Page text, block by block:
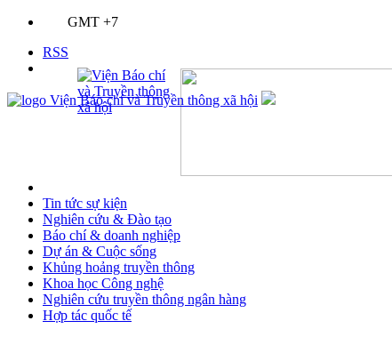
GMT +7
RSS
Tin tức sự kiện
Nghiên cứu & Đào tạo
Báo chí & doanh nghiệp
Dự án & Cuộc sống
Khủng hoảng truyền thông
Khoa học Công nghệ
Nghiên cứu truyền thông ngân hàng
Hợp tác quốc tế